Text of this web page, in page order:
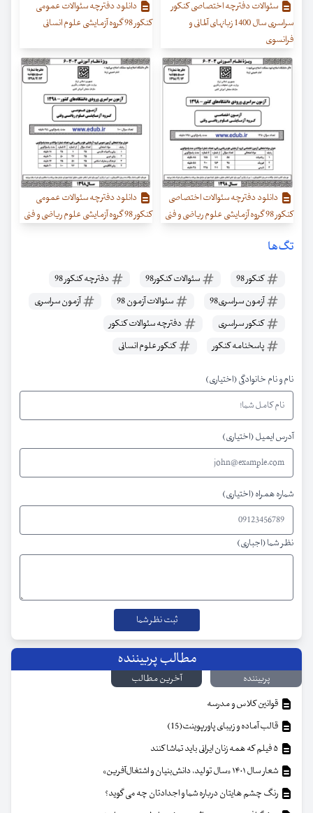
سئوالات دفترچه اختصاصی کنکور
سراسری سال 1400 زبانهای آلمانی و
فرانسوی
دانلود دفترچه سئوالات عمومی
کنکور 98 گروه آزمایشی علوم انسانی
دانلود دفترچه سئوالات اختصاصی
کنکور 98 گروه آزمایشی علوم ریاضی و فنی
دانلود دفترچه سئوالات عمومی
کنکور 98 گروه آزمایشی علوم ریاضی و فنی
تگ‌ها
کنکور 98 سئوالات کنکور98
دفترچه کنکور 98
آزمون سراسری98
سئوالات آزمون 98
آزمون سراسری
کنکور سراسری
دفترچه سئوالات کنکور
پاسخنامه کنکور
کنکور علوم انسانی
نام و نام خانوادگی (اختیاری)
آدرس ایمیل (اختیاری)
شماره همراه (اختیاری)
نظر شما (اجباری)
مطالب پربیننده
پربیننده
آخرین مطالب
قوانین کلاس و مدرسه
قالب آماده و زیبای پاورپوینت(15)
شعار سال ۱۴۰۱ «سال تولید، دانش‌بنیان و اشتغال‌آفرین»
رنگ چشم هایتان درباره شما و اجدادتان چه می گوید؟